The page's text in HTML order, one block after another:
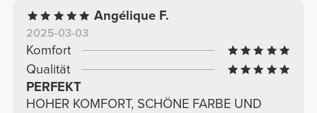
Angélique F.
2025-03-03
Komfort
Qualität
PERFEKT
HOHER KOMFORT, SCHÖNE FARBE UND